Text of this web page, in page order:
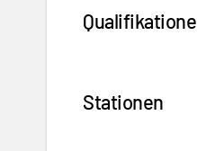
Stationen